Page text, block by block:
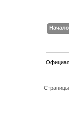
Начало